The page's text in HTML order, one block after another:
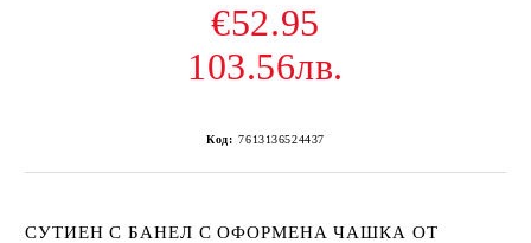
€52.95
103.56лв.
Код: 7613136524437
СУТИЕН С БАНЕЛ С ОФОРМЕНА ЧАШКА ОТ